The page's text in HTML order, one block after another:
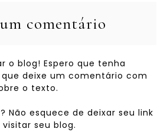
comentário
o blog! Espero que tenha
deixe um comentário com
o texto.
Não esquece de deixar seu link
seu blog.